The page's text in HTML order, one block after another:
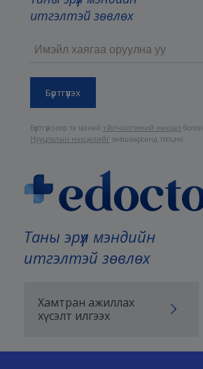
Таны эрүүл мэндийн
итгэлтэй зөвлөх
Хамтран ажиллах
хүсэлт илгээх
итгэлтэй зөвлөх
Бүртгүүлснээр та манайҮйлчилгээний нөхцөл болон
Нууцлалын нөхцөлийг зөвшөөрсөнд тооцно.